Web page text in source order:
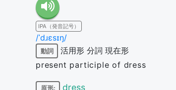
IPA（発音記号）
/ˈdɹɛsɪŋ/
動詞 活用形 分詞 現在形
present participle of dress
原形: dress